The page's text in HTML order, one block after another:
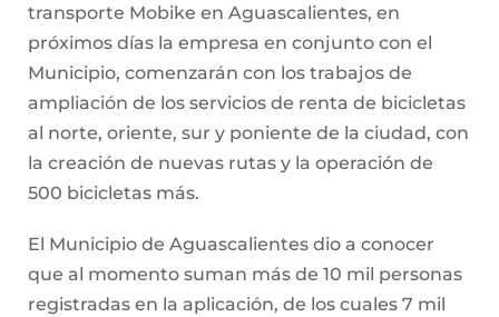
transporte Mobike en Aguascalientes, en
próximos días la empresa en conjunto con el
Municipio, comenzarán con los trabajos de
ampliación de los servicios de renta de bicicletas
al norte, oriente, sur y poniente de la ciudad, con
la creación de nuevas rutas y la operación de
500 bicicletas más.
El Municipio de Aguascalientes dio a conocer
que al momento suman más de 10 mil personas
registradas en la aplicación, de los cuales 7 mil